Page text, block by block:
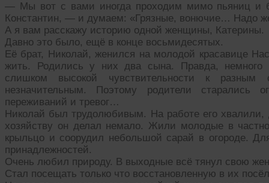
— Мы вот с вами иногда проходим мимо пьяниц и
Константин, — и думаем: «Грязные, вонючие… Надо
А я вам расскажу историю одной женщины, Катерины.
Давно это было, ещё в конце восьмидесятых.
Её брат, Николай, женился на молодой красавице
жить. Родились у них два сына. Правда, немного
слишком высокой чувствительности к
незначительным. Поэтому родители старались
переживаний и тревог…
Николай был трудолюбивым. На работе его
хозяйству он делал немало. Жили молодые в
крыльцо и соорудил небольшой сарай в огороде.
принадлежностей.
Очень любил природу. В выходные всё тянул свою
Стал посещать только что восстановленную в их